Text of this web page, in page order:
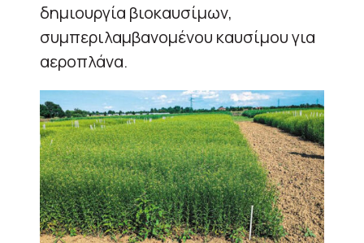
δημιουργία βιοκαυσίμων,
συμπεριλαμβανομένου καυσίμου για
αεροπλάνα.